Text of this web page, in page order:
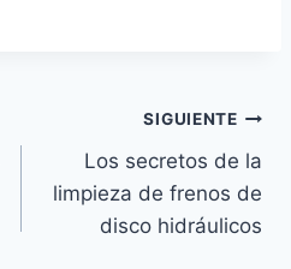
SIGUIENTE
Los secretos de la
limpieza de frenos de
disco hidráulicos